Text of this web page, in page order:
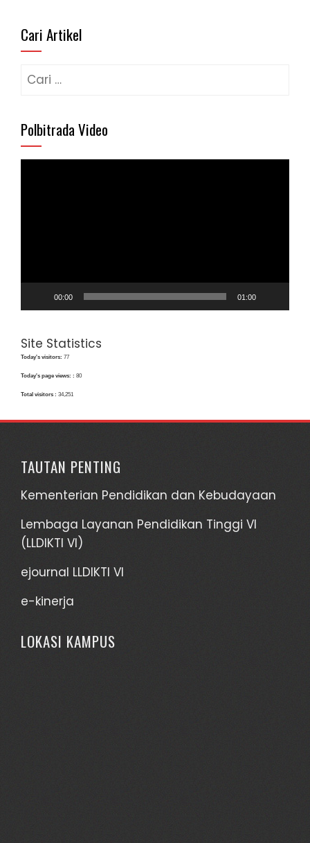
Cari Artikel
Cari
Polbitrada Video
00:00 01:00
Site Statistics
Today's visitors: 77
Today's page views: : 80
Total visitors : 34,251
TAUTAN PENTING
Kementerian Pendidikan dan Kebudayaan
Lembaga Layanan Pendidikan Tinggi VI
(LLDIKTI VI)
ejournal LLDIKTI VI
e-kinerja
LOKASI KAMPUS